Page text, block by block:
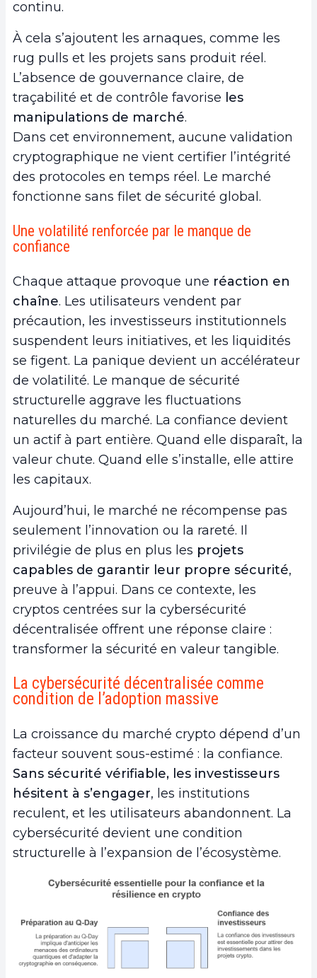
continu.
À cela s’ajoutent les arnaques, comme les
rug pulls et les projets sans produit réel.
L’absence de gouvernance claire, de
traçabilité et de contrôle favorise les
manipulations de marché.
Dans cet environnement, aucune validation
cryptographique ne vient certifier l’intégrité
des protocoles en temps réel. Le marché
fonctionne sans filet de sécurité global.
Une volatilité renforcée par le manque de
confiance
Chaque attaque provoque une réaction en
chaîne. Les utilisateurs vendent par
précaution, les investisseurs institutionnels
suspendent leurs initiatives, et les liquidités
se figent. La panique devient un accélérateur
de volatilité. Le manque de sécurité
structurelle aggrave les fluctuations
naturelles du marché. La confiance devient
un actif à part entière. Quand elle disparaît, la
valeur chute. Quand elle s’installe, elle attire
les capitaux.
Aujourd’hui, le marché ne récompense pas
seulement l’innovation ou la rareté. Il
privilégie de plus en plus les projets
capables de garantir leur propre sécurité,
preuve à l’appui. Dans ce contexte, les
cryptos centrées sur la cybersécurité
décentralisée offrent une réponse claire :
transformer la sécurité en valeur tangible.
La cybersécurité décentralisée comme
condition de l’adoption massive
La croissance du marché crypto dépend d’un
facteur souvent sous-estimé : la confiance.
Sans sécurité vérifiable, les investisseurs
hésitent à s’engager, les institutions
reculent, et les utilisateurs abandonnent. La
cybersécurité devient une condition
structurelle à l’expansion de l’écosystème.